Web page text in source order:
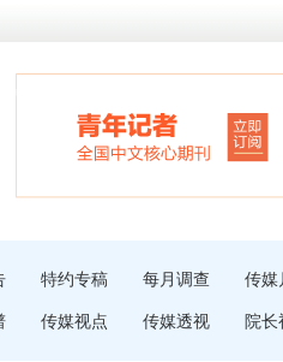
特约专稿 每月调查 传媒
传媒视点 传媒透视 院长